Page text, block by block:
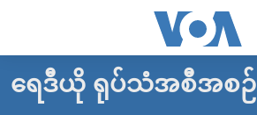
လွယ်ကူ
မူလစာမျက်နှာ
ရေဒီယို ရုပ်သံအစီအစဉ်